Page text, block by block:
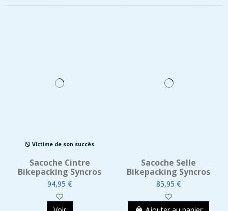
Victime de son succès
Sacoche Cintre
Bikepacking Syncros
94,95 €
Sacoche Selle
Bikepacking Syncros
85,95 €